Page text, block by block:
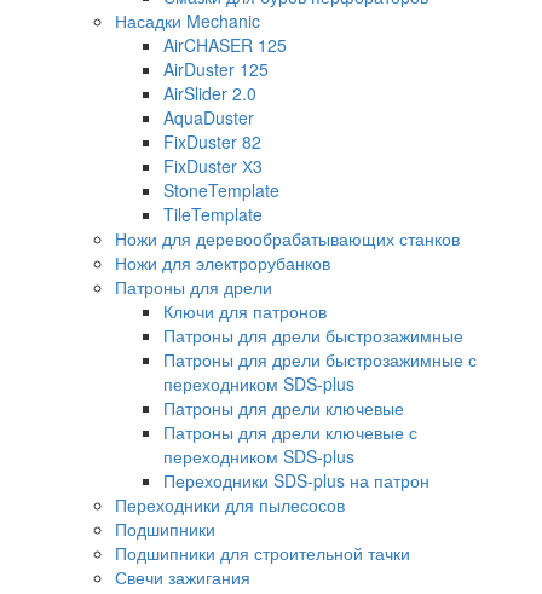
Насадки Mechanic
AirCHASER 125
AirDuster 125
AirSlider 2.0
AquaDuster
FixDuster 82
FixDuster Х3
StoneTemplate
TileTemplate
Ножи для деревообрабатывающих станков
Ножи для электрорубанков
Патроны для дрели
Ключи для патронов
Патроны для дрели быстрозажимные
Патроны для дрели быстрозажимные с
переходником SDS-plus
Патроны для дрели ключевые
Патроны для дрели ключевые с
переходником SDS-plus
Переходники SDS-plus на патрон
Переходники для пылесосов
Подшипники
Подшипники для строительной тачки
Свечи зажигания